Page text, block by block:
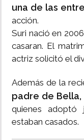
una de las
acción.
Suri nació en
casaran. El
actriz solicitó el
Además de la
padre de Bella,
quienes adoptó
estaban casados.